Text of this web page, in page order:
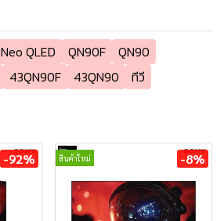
Neo QLED QN90F
QN90
43QN90F 43QN90
ทีวี
-92% สินค้าใหม่ -8%